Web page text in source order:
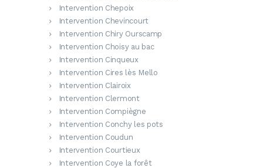
Intervention Chepoix
Intervention Chevincourt
Intervention Chiry Ourscamp
Intervention Choisy au bac
Intervention Cinqueux
Intervention Cires lès Mello
Intervention Clairoix
Intervention Clermont
Intervention Compiègne
Intervention Conchy les pots
Intervention Coudun
Intervention Courtieux
Intervention Coye la forêt